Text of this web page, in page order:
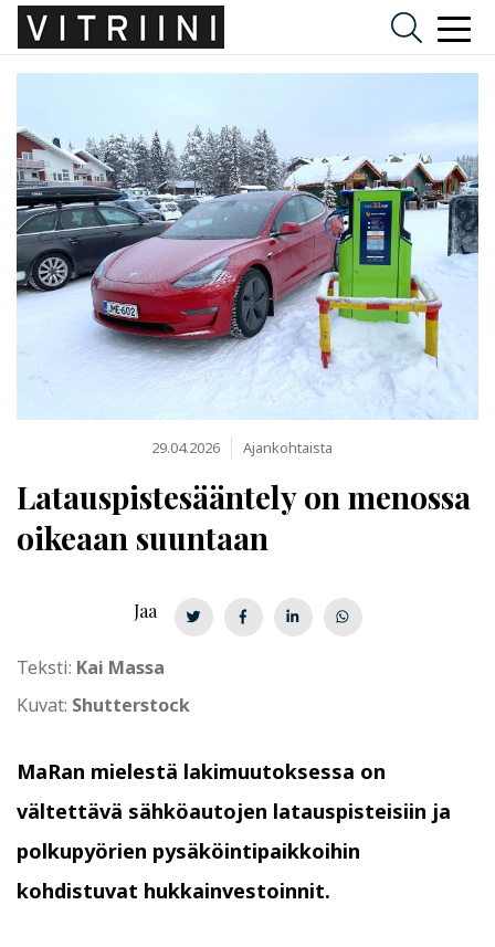
29.04.2026 Ajankohtaista
La­taus­pis­te­sään­te­lyon menossa
oikeaan suuntaan
Teksti: Kai Massa
Kuvat: Shutterstock
MaRan mielestä lakimuutoksessa on
vältettävä sähköautojen latauspisteisiin ja
polkupyörien pysäköintipaikkoihin
kohdistuvat hukkainvestoinnit.
Jaa